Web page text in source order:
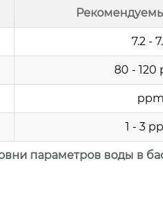
параметров воды в
7.2 -
80 - 120
ppm
1 - 3